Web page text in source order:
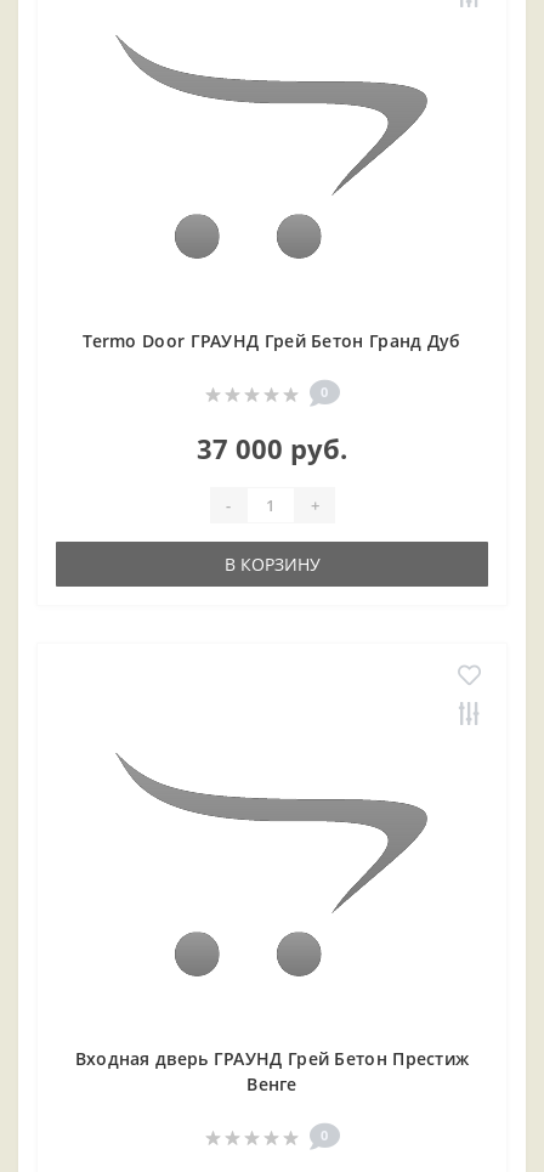
Termo Door ГРАУНД Грей Бетон Гранд Дуб
0
37 000 руб.
- +
В КОРЗИНУ
Входная дверь ГРАУНД Грей Бетон Престиж
Венге
0